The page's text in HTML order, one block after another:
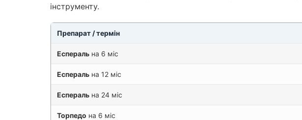
інструменту.
Препарат / термін
Еспераль на 6 міс
Еспераль на 12 міс
Еспераль на 24 міс
Торпедо на 6 міс